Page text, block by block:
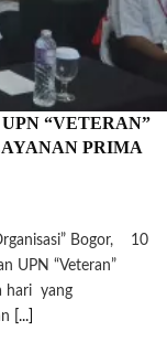
“VETERAN”
PRIMA
Bogor, 10
UPN “Veteran”
hari yang
[...]